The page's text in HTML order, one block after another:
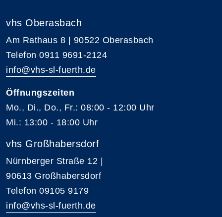
vhs Oberasbach
Am Rathaus 8 | 90522 Oberasbach
Telefon 0911 9691-2124
info@vhs-sl-fuerth.de
Öffnungszeiten
Mo., Di., Do., Fr.: 08:00 - 12:00 Uhr
Mi.: 13:00 - 18:00 Uhr
vhs Großhabersdorf
Nürnberger Straße 12 |
90613 Großhabersdorf
Telefon 09105 9179
info@vhs-sl-fuerth.de